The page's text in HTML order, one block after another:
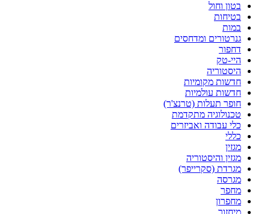
בטון וחול
בטיחות
במות
גנרטורים ומדחסים
דחפור
היי-טק
היסטוריה
חדשות מקומיות
חדשות עולמיות
חופר תעלות (טרנצ'ר)
טכנולוגיה מתקדמת
כלי עבודה ואביזרים
כללי
מגזין
מגזין והיסטוריה
מגרדת (סקרייפר)
מגרסה
מחפר
מחפרון